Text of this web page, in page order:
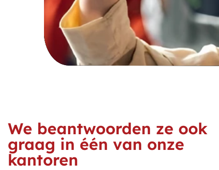
We beantwoorden ze ook
graag in één van onze
kantoren